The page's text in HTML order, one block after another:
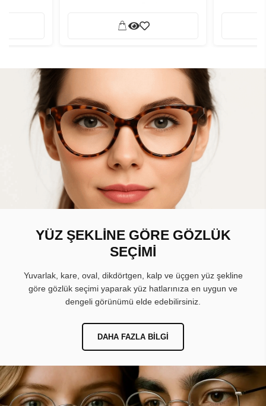
YÜZ ŞEKLİNE GÖRE GÖZLÜK
SEÇİMİ
Yuvarlak, kare, oval, dikdörtgen, kalp ve üçgen yüz şekline
göre gözlük seçimi yaparak yüz hatlarınıza en uygun ve
dengeli görünümü elde edebilirsiniz.
DAHA FAZLA BILGI